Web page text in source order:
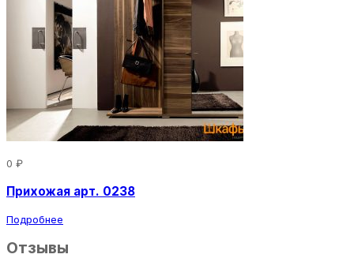
0 ₽
Прихожая арт. 0238
Подробнее
Отзывы